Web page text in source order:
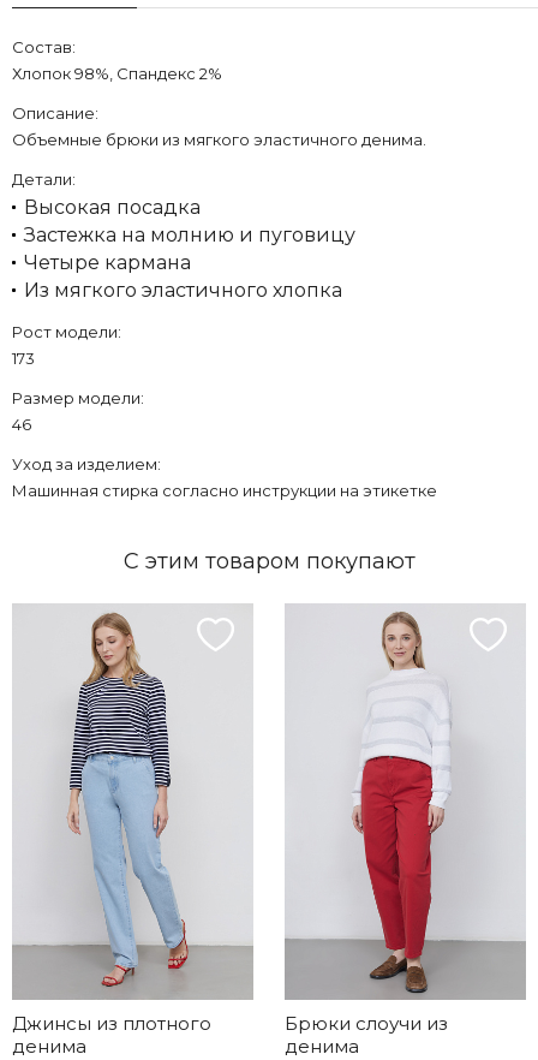
Состав:
Хлопок 98%, Спандекс 2%
Описание:
Объемные брюки из мягкого эластичного денима.
Детали:
Высокая посадка
Застежка на молнию и пуговицу
Четыре кармана
Из мягкого эластичного хлопка
Рост модели:
173
Размер модели:
46
Уход за изделием:
Машинная стирка согласно инструкции на этикетке
С этим товаром покупают
Джинсы из плотного
денима
Брюки слоучи из
денима